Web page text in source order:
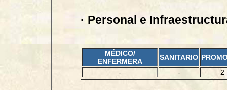
· Personal e
MÉDICO/
ENFERMERA
SANITARIO
-
- 2